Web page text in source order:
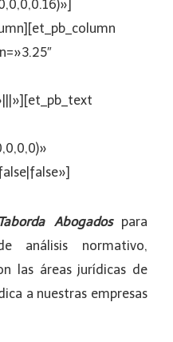
Taborda Abogadospara
análisis normativo,
las áreas jurídicas de
a nuestras empresas